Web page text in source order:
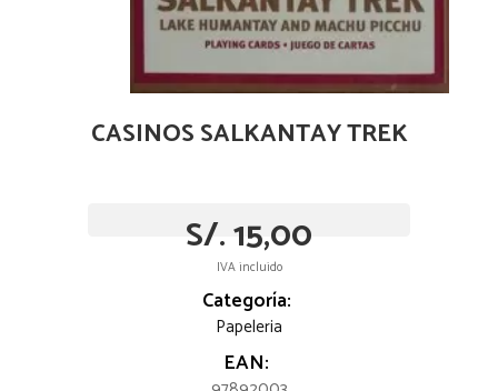
CASINOS SALKANTAY TREK
S/. 15,00
IVA incluido
Categoría:
Papeleria
EAN: